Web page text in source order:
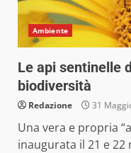
Ambiente
Le api sentinelle
biodiversità
Redazione 31
Una vera e propria
inaugurata il 21 e 22